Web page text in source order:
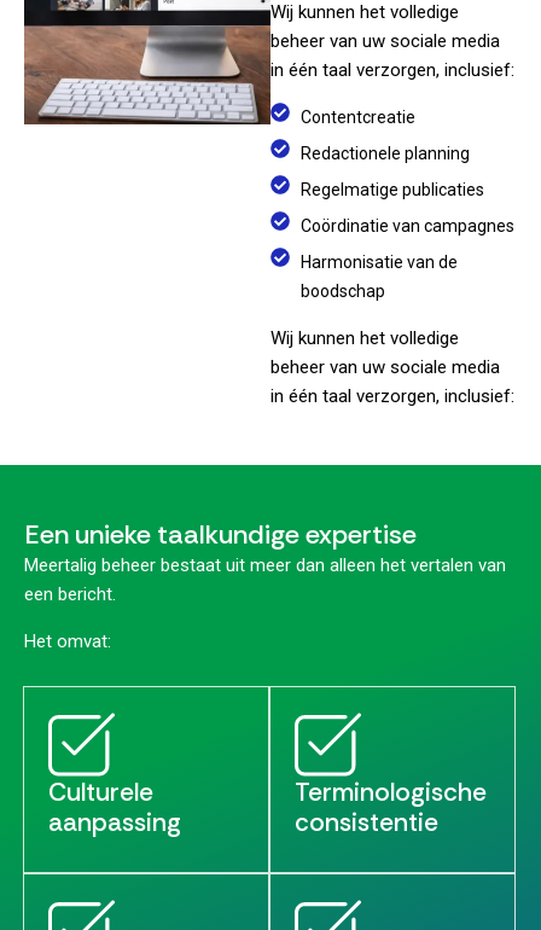
Wij kunnen het volledige
beheer van uw sociale media
in één taal verzorgen, inclusief:
Contentcreatie
Redactionele planning
Regelmatige publicaties
Coördinatie van campagnes
Harmonisatie van de
boodschap
Wij kunnen het volledige
beheer van uw sociale media
in één taal verzorgen, inclusief:
Een unieke taalkundige expertise
Meertalig beheer bestaat uit meer dan alleen het vertalen van
een bericht.
Het omvat:
Culturele
aanpassing
Terminologische
consistentie